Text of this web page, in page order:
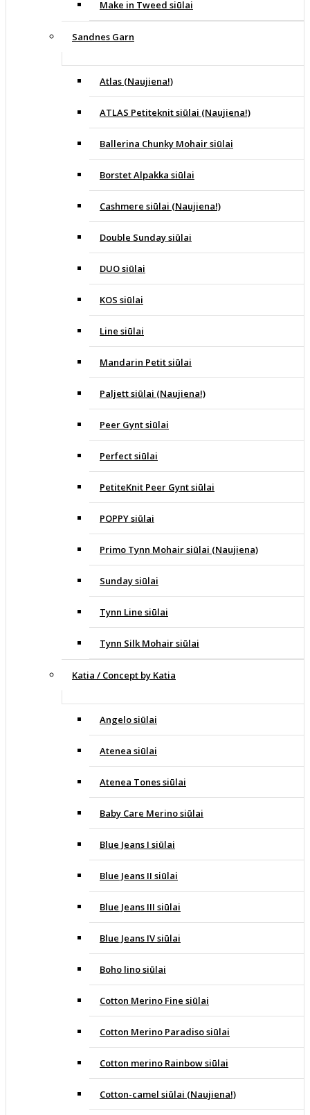
Make in Tweed siūlai
Sandnes Garn
Atlas (Naujiena!)
ATLAS Petiteknit siūlai (Naujiena!)
Ballerina Chunky Mohair siūlai
Borstet Alpakka siūlai
Cashmere siūlai (Naujiena!)
Double Sunday siūlai
DUO siūlai
KOS siūlai
Line siūlai
Mandarin Petit siūlai
Paljett siūlai (Naujiena!)
Peer Gynt siūlai
Perfect siūlai
PetiteKnit Peer Gynt siūlai
POPPY siūlai
Primo Tynn Mohair siūlai (Naujiena)
Sunday siūlai
Tynn Line siūlai
Tynn Silk Mohair siūlai
Katia / Concept by Katia
Angelo siūlai
Atenea siūlai
Atenea Tones siūlai
Baby Care Merino siūlai
Blue Jeans I siūlai
Blue Jeans II siūlai
Blue Jeans III siūlai
Blue Jeans IV siūlai
Boho lino siūlai
Cotton Merino Fine siūlai
Cotton Merino Paradiso siūlai
Cotton merino Rainbow siūlai
Cotton-camel siūlai (Naujiena!)